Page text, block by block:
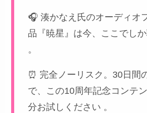
🎧 湊かなえ氏のオーディオ
品『暁星』は今、ここでし
。
⏰ 完全ノーリスク。30日間
で、この10周年記念コンテ
分お試しください 。